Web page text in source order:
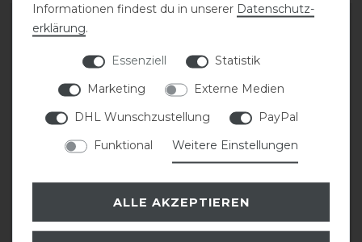
-10%
Taschenpad Ecowool
Half Pad mit Grip
Informationen findest du in unserer Daten­schutz­
erklärung.
Essenziell
Statistik
Marketing
Externe Medien
DHL Wunschzustellung
PayPal
Funktional
Weitere Einstellungen
ALLE AKZEPTIEREN